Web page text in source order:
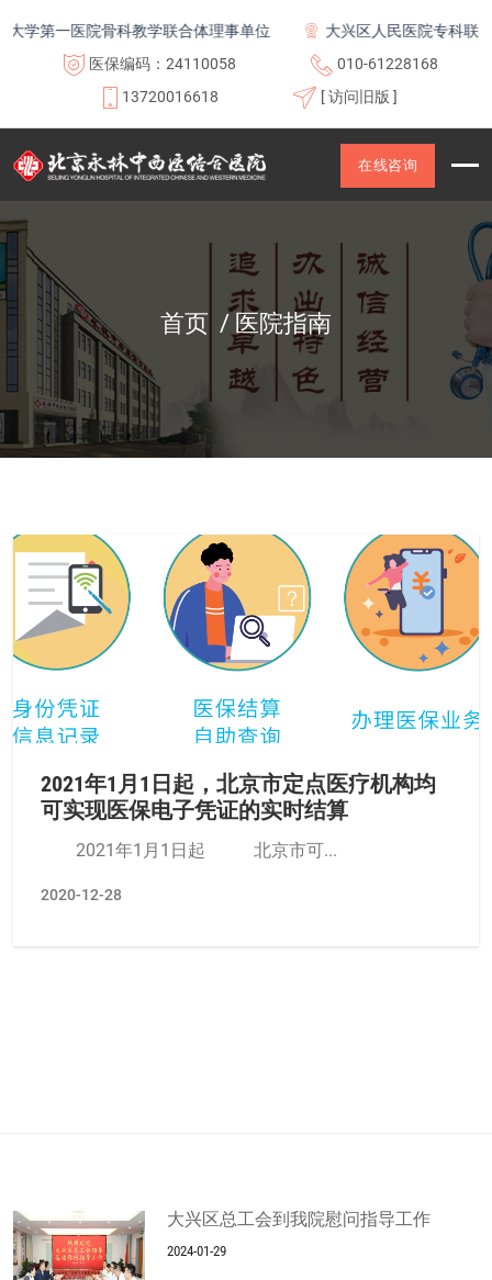
学第一医院骨科教学联合体理事单位
大兴区人民医院专科联盟
医保编码：24110058
010-61228168
13720016618
[ 访问旧版 ]
在线咨询
首页 医院指南
2021年1月1日起，北京市定点医疗机构均
可实现医保电子凭证的实时结算
2021年1月1日起 北京市可...
2020-12-28
大兴区总工会到我院慰问指导工作
2024-01-29